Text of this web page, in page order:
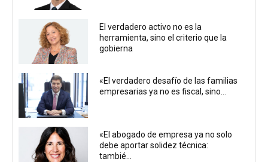
El verdadero activo no es la
herramienta, sino el criterio que la
gobierna
«El verdadero desafío de las familias
empresarias ya no es fiscal, sino...
«El abogado de empresa ya no solo
debe aportar solidez técnica:
tambié...